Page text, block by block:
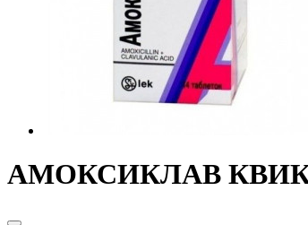
АМОКСИКЛАВ